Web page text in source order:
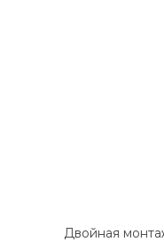
Двойная